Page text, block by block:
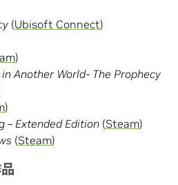
(Ubisoft Connect)
)
Another World- The Prophecy
)
– Extended Edition (Steam)
(Steam)